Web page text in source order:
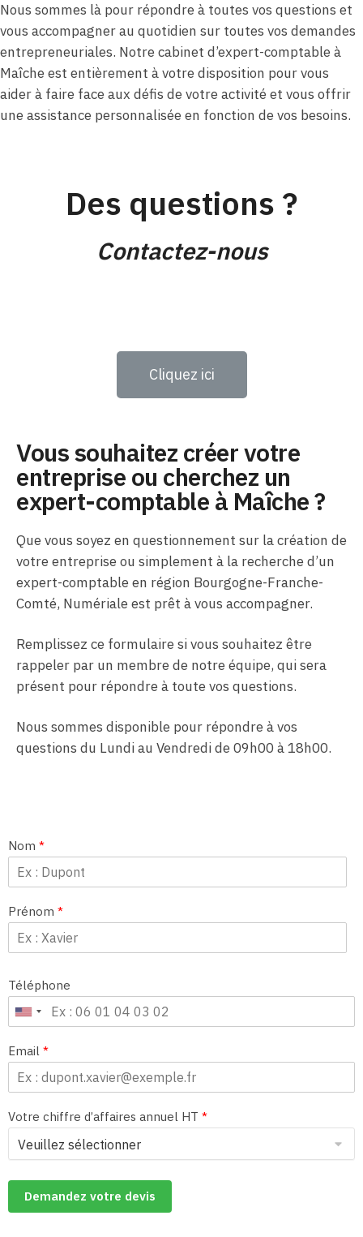
Nous sommes là pour répondre à toutes vos questions et
vous accompagner au quotidien sur toutes vos demandes
entrepreneuriales. Notre cabinet d’expert-comptable à
Maîche est entièrement à votre disposition pour vous
aider à faire face aux défis de votre activité et vous offrir
une assistance personnalisée en fonction de vos besoins.
Des questions ?
Contactez-nous
Cliquez ici
Vous souhaitez créer votre
entreprise ou cherchez un
expert-comptable à Maîche ?
Que vous soyez en questionnement sur la création de
votre entreprise ou simplement à la recherche d’un
expert-comptable en région Bourgogne-Franche-
Comté, Numériale est prêt à vous accompagner.
Remplissez ce formulaire si vous souhaitez être
rappeler par un membre de notre équipe, qui sera
présent pour répondre à toute vos questions.
Nous sommes disponible pour répondre à vos
questions du Lundi au Vendredi de 09h00 à 18h00.
Nom *
Prénom *
Téléphone
Email *
Votre chiffre d’affaires annuel HT *
Demandez votre devis